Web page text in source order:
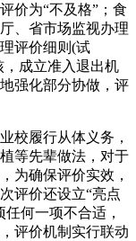
价为“不及格”；食
、省市场监视办理
评价细则(试
成立准入退出机
强化部分协做，评
履行从体义务，
等先辈做法，对于
为确保评价实效，
评价还设立“亮点
何一项不合适，
评价机制实行联动